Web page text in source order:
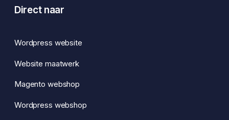
Direct naar
Wordpress website
Website maatwerk
Magento webshop
Wordpress webshop